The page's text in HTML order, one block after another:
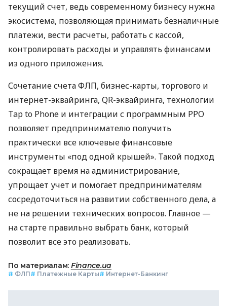
текущий счет, ведь современному бизнесу нужна
экосистема, позволяющая принимать безналичные
платежи, вести расчеты, работать с кассой,
контролировать расходы и управлять финансами
из одного приложения.
Сочетание счета ФЛП, бизнес-карты, торгового и
интернет-эквайринга, QR-эквайринга, технологии
Tap to Phone и интеграции с программным РРО
позволяет предпринимателю получить
практически все ключевые финансовые
инструменты «под одной крышей». Такой подход
сокращает время на администрирование,
упрощает учет и помогает предпринимателям
сосредоточиться на развитии собственного дела, а
не на решении технических вопросов. Главное —
на старте правильно выбрать банк, который
позволит все это реализовать.
По материалам: Finance.ua
# ФЛП# Платежные Карты# Интернет-Банкинг